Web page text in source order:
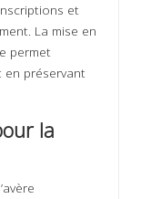
et
La mise en
permet
en préservant
la